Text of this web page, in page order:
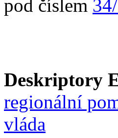
pod číslem
Deskriptory
regionální
vláda